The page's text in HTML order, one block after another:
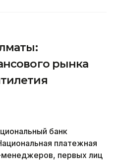
рынка
банк
платежная
первых лиц